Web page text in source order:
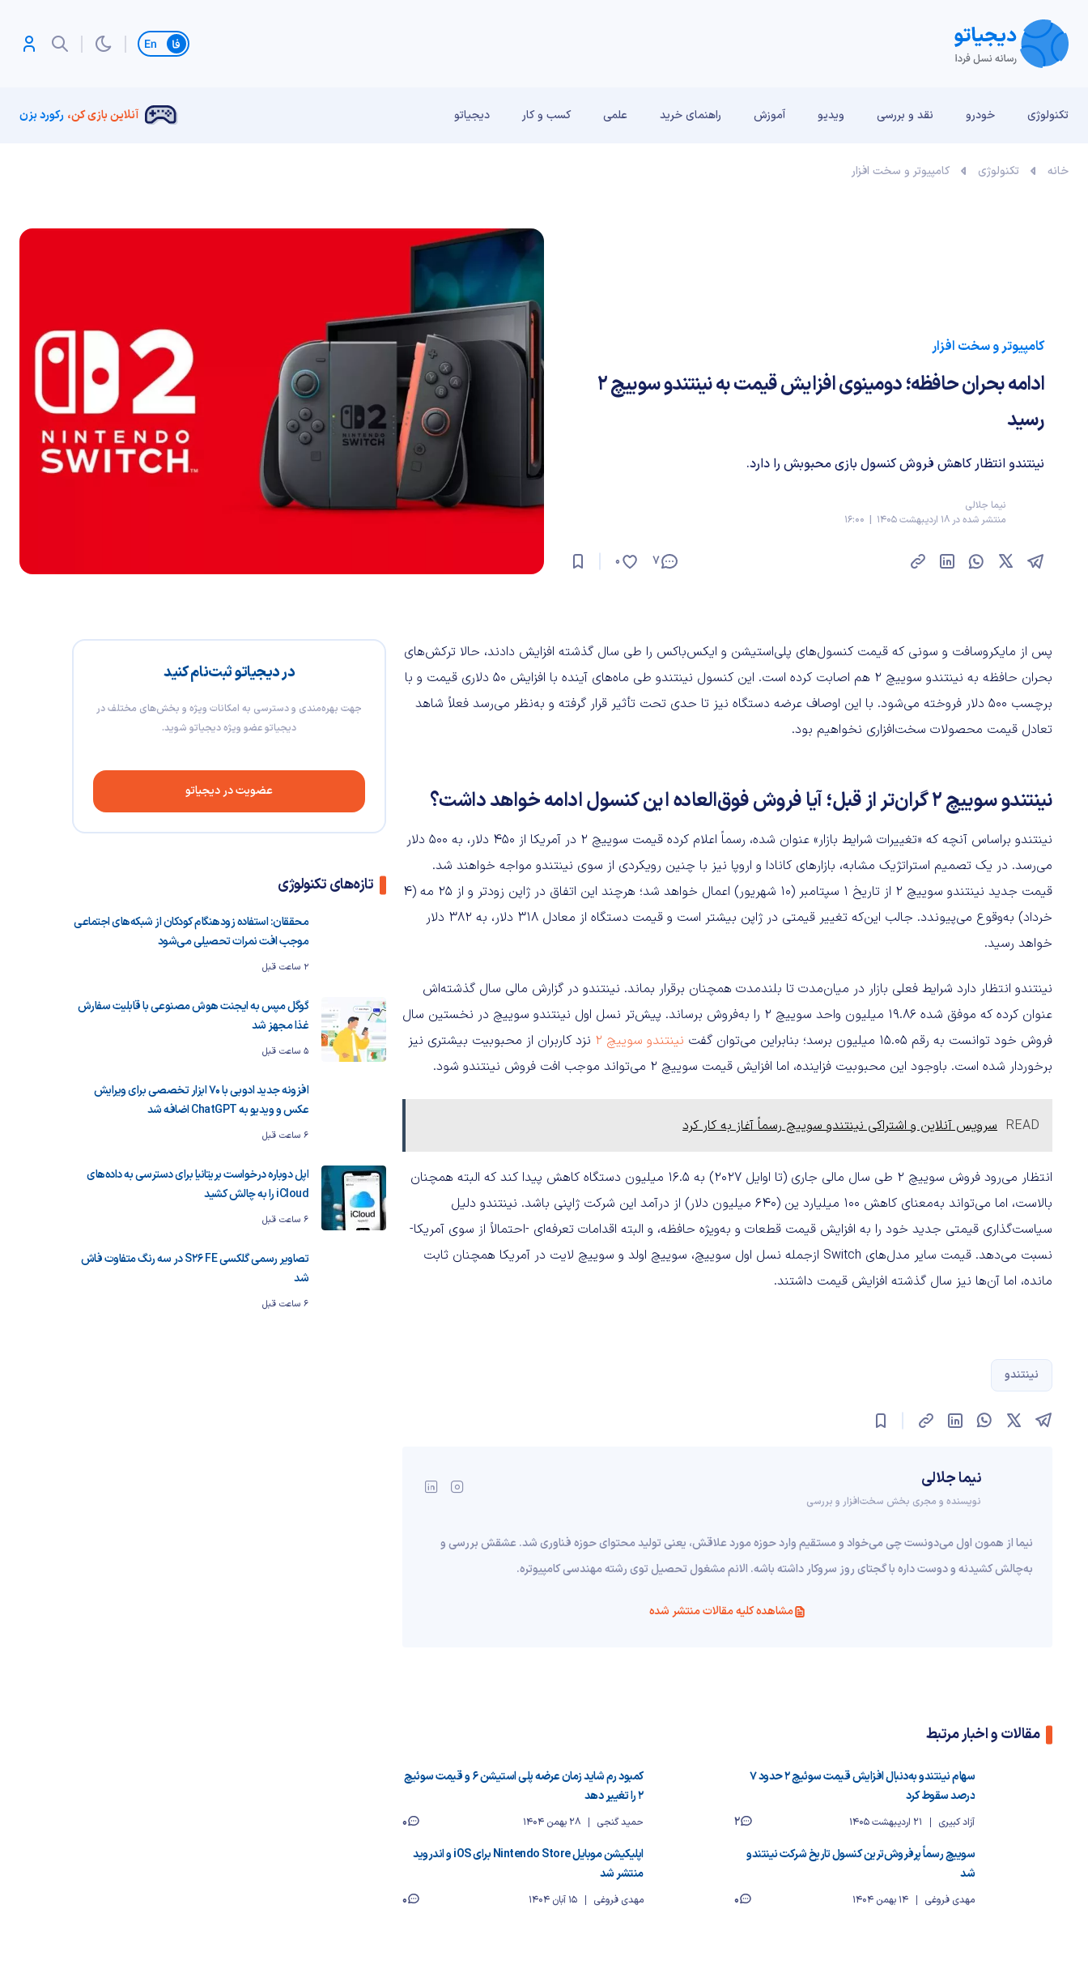
تغییر زبان
تکنولوژی خودرو نقد و بررسی‌ ویدیو آموزش راهنمای خرید علمی کسب و کار دیجیاتو آنلاین بازی کن، رکورد بزن
خانه تکنولوژی کامپیوتر و سخت افزار
کامپیوتر و سخت افزار
ادامه بحران حافظه؛ دومینوی افزایش قیمت به نینتندو سوییچ ۲
رسید
نینتندو انتظار کاهش فروش کنسول بازی محبوبش را دارد.
نیما جلالی
منتشر شده در 18 اردیبهشت 1405 | 16:00
7
0
در دیجیاتو ثبت‌نام کنید
جهت بهره‌مندی و دسترسی به امکانات ویژه و بخش‌های مختلف در
دیجیاتو عضو ویژه دیجیاتو شوید.
عضویت در دیجیاتو
تازه‌های تکنولوژی
محققان: استفاده زودهنگام کودکان از شبکه‌های اجتماعی
موجب افت نمرات تحصیلی می‌شود
2 ساعت قبل
گوگل مپس به ایجنت هوش مصنوعی با قابلیت سفارش
غذا مجهز شد
5 ساعت قبل
افزونه جدید ادوبی با ۷۰ ابزار تخصصی برای ویرایش
عکس و ویدیو به ChatGPT اضافه شد
6 ساعت قبل
اپل دوباره درخواست بریتانیا برای دسترسی به داده‌های
iCloud را به چالش کشید
6 ساعت قبل
تصاویر رسمی گلکسی S26 FE در سه رنگ متفاوت فاش
شد
6 ساعت قبل
پس از مایکروسافت و سونی که قیمت کنسول‌های پلی‌استیشن و ایکس‌باکس را طی سال گذشته افزایش دادند، حالا ترکش‌های
بحران حافظه به نینتندو سوییچ ۲ هم اصابت کرده است. این کنسول نینتندو طی ماه‌های آینده با افزایش ۵۰ دلاری قیمت و با
برچسب ۵۰۰ دلار فروخته می‌شود. با این اوصاف عرضه دستگاه نیز تا حدی تحت تأثیر قرار گرفته و به‌نظر می‌رسد فعلاً شاهد
تعادل قیمت محصولات سخت‌افزاری نخواهیم بود.
نینتندو سوییچ ۲ گران‌تر از قبل؛ آیا فروش فوق‌العاده این کنسول ادامه خواهد داشت؟
نینتندو براساس آنچه که «تغییرات شرایط بازار» عنوان شده، رسماً اعلام کرده قیمت سوییچ ۲ در آمریکا از ۴۵۰ دلار، به ۵۰۰ دلار
می‌رسد. در یک تصمیم استراتژیک مشابه، بازارهای کانادا و اروپا نیز با چنین رویکردی از سوی نینتندو مواجه خواهند شد.
قیمت جدید نینتندو سوییچ ۲ از تاریخ ۱ سپتامبر (۱۰ شهریور) اعمال خواهد شد؛ هرچند این اتفاق در ژاپن زودتر و از ۲۵ مه (۴
خرداد) به‌وقوع می‌پیوندد. جالب این‌که تغییر قیمتی در ژاپن بیشتر است و قیمت دستگاه از معادل ۳۱۸ دلار، به ۳۸۲ دلار
خواهد رسید.
نینتندو انتظار دارد شرایط فعلی بازار در میان‌مدت تا بلندمدت همچنان برقرار بماند. نینتندو در گزارش مالی سال گذشته‌اش
عنوان کرده که موفق شده ۱۹.۸۶ میلیون واحد سوییچ ۲ را به‌فروش برساند. پیش‌تر نسل اول نینتندو سوییچ در نخستین سال
فروش خود توانست به رقم ۱۵.۰۵ میلیون برسد؛ بنابراین می‌توان گفت
نینتندو سوییچ ۲
نزد کاربران از محبوبیت بیشتری نیز
برخوردار شده است. باوجود این محبوبیت فزاینده، اما افزایش قیمت سوییچ ۲ می‌تواند موجب افت فروش نینتندو شود.
READ سرویس آنلاین و اشتراکی نینتندو سوییچ رسماً آغاز به کار کرد
انتظار می‌رود فروش سوییچ ۲ طی سال مالی جاری (تا اوایل ۲۰۲۷) به ۱۶.۵ میلیون دستگاه کاهش پیدا کند که البته همچنان
بالاست، اما می‌تواند به‌معنای کاهش ۱۰۰ میلیارد ین (۶۴۰ میلیون دلار) از درآمد این شرکت ژاپنی باشد. نینتندو دلیل
سیاست‌گذاری قیمتی جدید خود را به افزایش قیمت قطعات و به‌ویژه حافظه، و البته اقدامات تعرفه‌ای -احتمالاً از سوی آمریکا-
نسبت می‌دهد. قیمت سایر مدل‌های Switch ازجمله نسل اول سوییچ، سوییچ اولد و سوییچ لایت در آمریکا همچنان ثابت
مانده، اما آن‌ها نیز سال گذشته افزایش قیمت داشتند.
نینتندو
نیما جلالی
نویسنده و مجری بخش سخت‌افزار و بررسی
نیما از همون اول می‌دونست چی می‌خواد و مستقیم وارد حوزه مورد علاقش، یعنی تولید محتوای حوزه فناوری شد. عشقش بررسی و
به‌چالش کشیدنه و دوست داره با گجتای روز سروکار داشته باشه. الانم مشغول تحصیل توی رشته مهندسی کامپیوتره.
مشاهده کلیه مقالات منتشر شده
مقالات و اخبار مرتبط
سهام نینتندو به‌دنبال افزایش قیمت سوئیچ ۲ حدود ۷
درصد سقوط کرد
آزاد کبیری 21 اردیبهشت 1405 2
کمبود رم شاید زمان عرضه پلی استیشن ۶ و قیمت سوئیچ
۲ را تغییر دهد
حمید گنجی 28 بهمن 1404
0
سوییچ رسماً پرفروش‌ترین کنسول تاریخ شرکت نینتندو
شد
مهدی فروغی 14 بهمن 1404 0
اپلیکیشن موبایل Nintendo Store برای iOS و اندروید
منتشر شد
مهدی فروغی 15 آبان 1404 0